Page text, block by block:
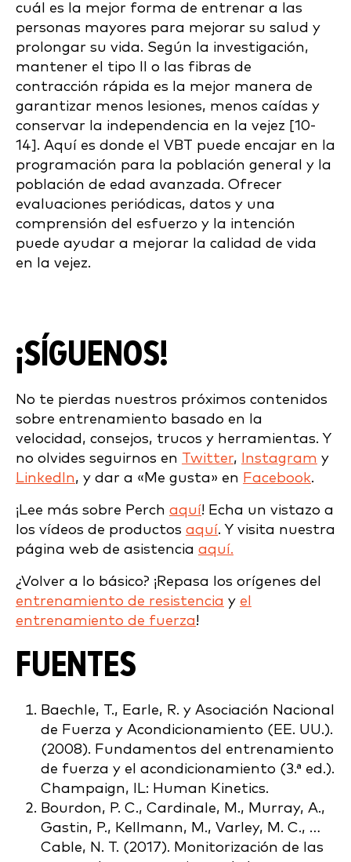
cuál es la mejor forma de entrenar a las
personas mayores para mejorar su salud y
prolongar su vida. Según la investigación,
mantener el tipo II o las fibras de
contracción rápida es la mejor manera de
garantizar menos lesiones, menos caídas y
conservar la independencia en la vejez [10-
14]. Aquí es donde el VBT puede encajar en la
programación para la población general y la
población de edad avanzada. Ofrecer
evaluaciones periódicas, datos y una
comprensión del esfuerzo y la intención
puede ayudar a mejorar la calidad de vida
en la vejez.
¡SÍGUENOS!
No te pierdas nuestros próximos contenidos
sobre entrenamiento basado en la
velocidad, consejos, trucos y herramientas. Y
no olvides seguirnos en Twitter, Instagram y
LinkedIn, y dar a «Me gusta» en Facebook.
¡Lee más sobre Perch aquí! Echa un vistazo a
los vídeos de productos aquí. Y visita nuestra
página web de asistencia aquí.
¿Volver a lo básico? ¡Repasa los orígenes del
entrenamiento de resistencia y el
entrenamiento de fuerza!
FUENTES
Baechle, T., Earle, R. y Asociación Nacional
de Fuerza y Acondicionamiento (EE. UU.).
(2008). Fundamentos del entrenamiento
de fuerza y el acondicionamiento (3.ª ed.).
Champaign, IL: Human Kinetics.
Bourdon, P. C., Cardinale, M., Murray, A.,
Gastin, P., Kellmann, M., Varley, M. C., …
Cable, N. T. (2017). Monitorización de las